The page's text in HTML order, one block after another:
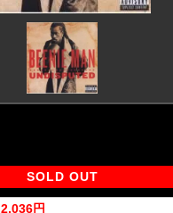
SOLD OUT
2,036円